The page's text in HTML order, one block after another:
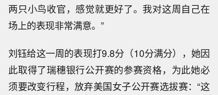
两只小鸟收官，感觉就更好了。我对这周自己在
场上的表现非常满意。”
刘钰给这一周的表现打9.8分（10分满分），她因
此取得了瑞穗银行公开赛的参赛资格，为此她必
须要改变行程，放弃美国女子公开赛选拔赛：“这